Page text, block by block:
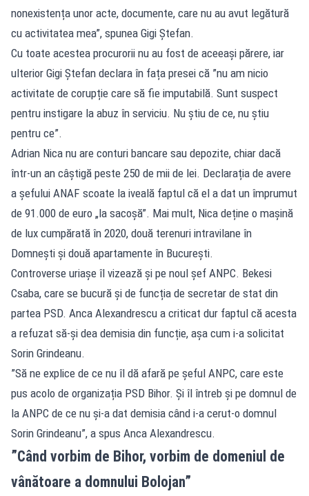
nonexistența unor acte, documente, care nu au avut legătură
cu activitatea mea”, spunea Gigi Ștefan.
Cu toate acestea procurorii nu au fost de aceeași părere, iar
ulterior Gigi Ștefan declara în fața presei că ”nu am nicio
activitate de corupție care să fie imputabilă. Sunt suspect
pentru instigare la abuz în serviciu. Nu știu de ce, nu știu
pentru ce”.
Adrian Nica nu are conturi bancare sau depozite, chiar dacă
într-un an câștigă peste 250 de mii de lei. Declarația de avere
a șefului ANAF scoate la iveală faptul că el a dat un împrumut
de 91.000 de euro „la sacoșă”. Mai mult, Nica deține o mașină
de lux cumpărată în 2020, două terenuri intravilane în
Domnești și două apartamente în București.
Controverse uriașe îl vizează și pe noul șef ANPC. Bekesi
Csaba, care se bucură și de funcția de secretar de stat din
partea PSD. Anca Alexandrescu a criticat dur faptul că acesta
a refuzat să-și dea demisia din funcție, așa cum i-a solicitat
Sorin Grindeanu.
”Să ne explice de ce nu îl dă afară pe șeful ANPC, care este
pus acolo de organizația PSD Bihor. Și îl întreb și pe domnul de
la ANPC de ce nu și-a dat demisia când i-a cerut-o domnul
Sorin Grindeanu”, a spus Anca Alexandrescu.
”Când vorbim de Bihor, vorbim de domeniul de
vânătoare a domnului Bolojan”